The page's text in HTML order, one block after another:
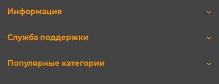
Информация
Служба поддержки
Популярные категории